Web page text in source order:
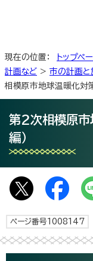
現在の位置： トップペ
計画など > 市の計画と
相模原市地球温暖化対
第2次相模原市
編）
ページ番号1008147